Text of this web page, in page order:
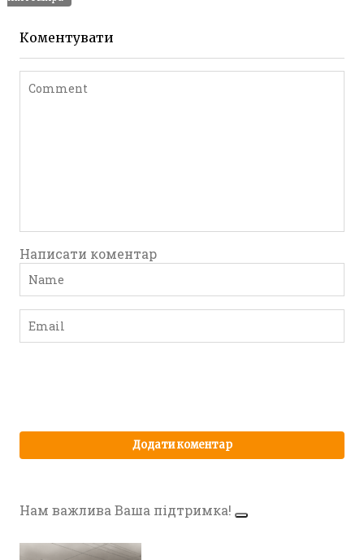
Коментувати
Написати коментар
Нам важлива Ваша підтримка!